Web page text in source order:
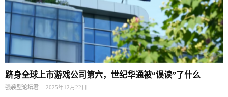
跻身全球上市游戏公司第六，世纪华通被“误读”了什么
强袭型论坛君 - 2025年12月22日